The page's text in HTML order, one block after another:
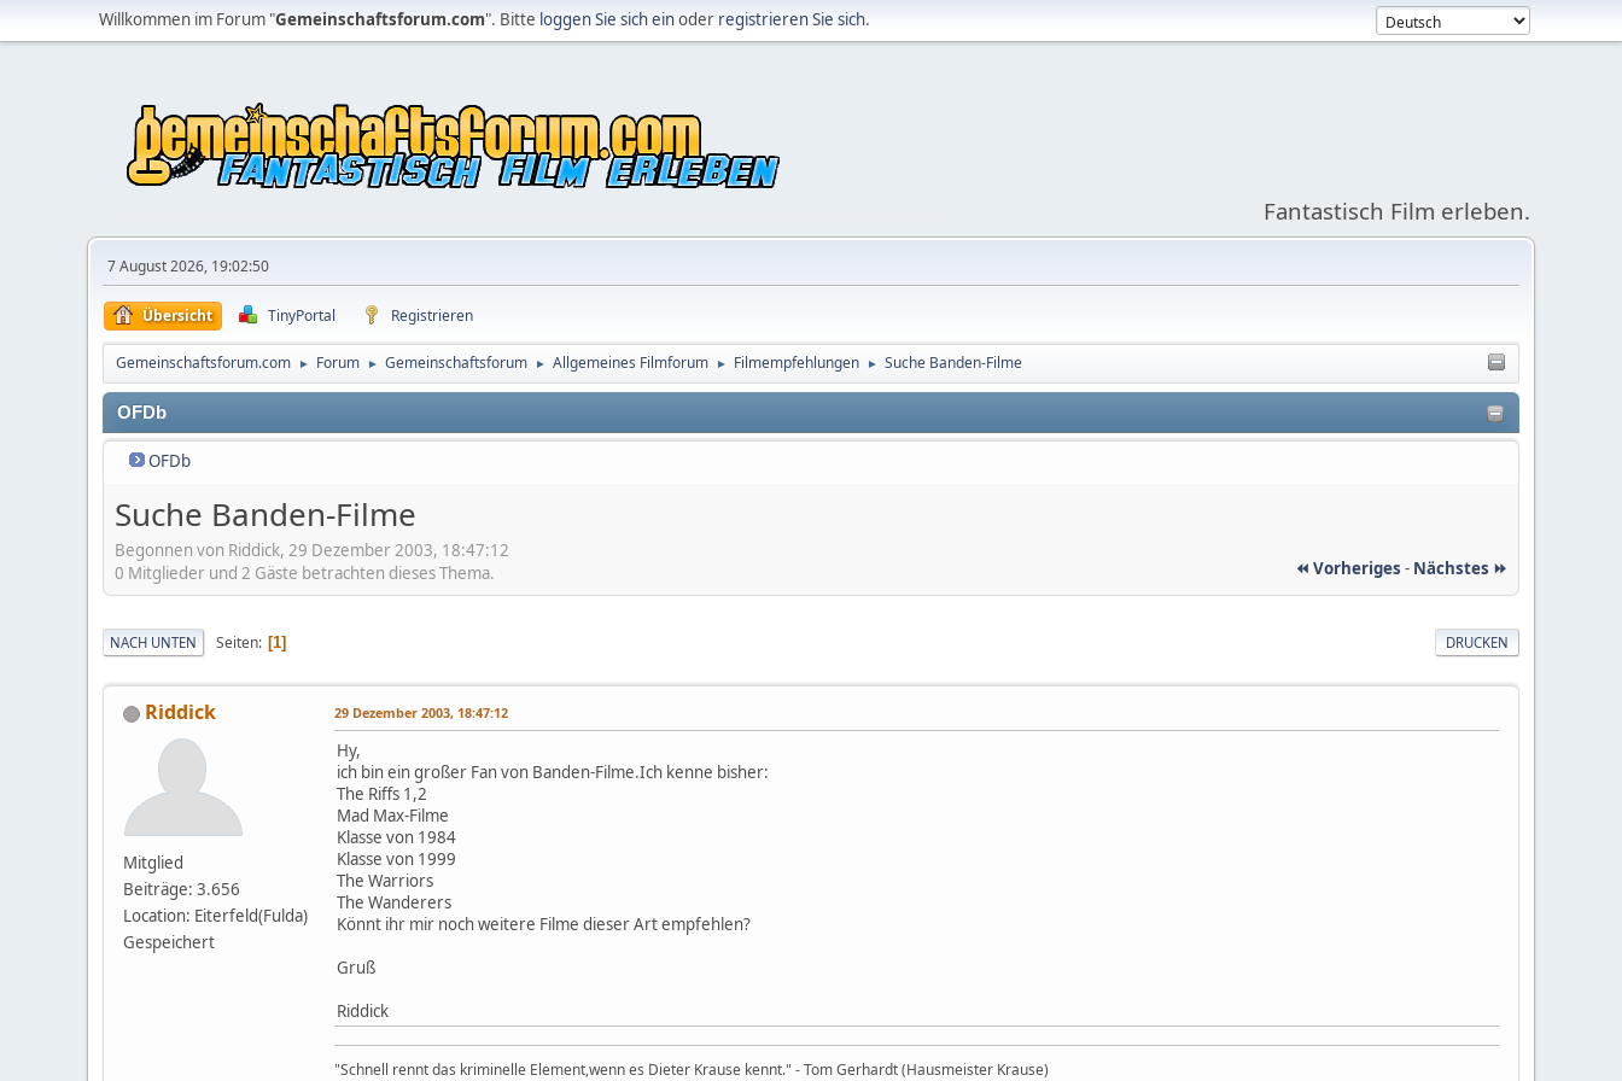
Willkommen im Forum "Gemeinschaftsforum.com". Bitte loggen Sie sich einoder registrieren Sie sich.
Fantastisch Film erleben.
7 August 2026, 19:02:50
Übersicht TinyPortal Registrieren
Gemeinschaftsforum.com ► Forum ► Gemeinschaftsforum ► Allgemeines Filmforum ► Filmempfehlungen ► Suche Banden-Filme
OFDb
OFDb
Suche Banden-Filme
Begonnen von Riddick, 29 Dezember 2003, 18:47:12
⏪ Vorheriges - Nächstes ⏩
0 Mitglieder und 2 Gäste betrachten dieses Thema.
DRUCKEN
NACH UNTEN Seiten 1
Riddick
Mitglied
Beiträge: 3.656
Location: Eiterfeld(Fulda)
Gespeichert
29 Dezember 2003, 18:47:12
Hy,
ich bin ein großer Fan von Banden-Filme.Ich kenne bisher:
The Riffs 1,2
Mad Max-Filme
Klasse von 1984
Klasse von 1999
The Warriors
The Wanderers
Könnt ihr mir noch weitere Filme dieser Art empfehlen?
Gruß
Riddick
"Schnell rennt das kriminelle Element,wenn es Dieter Krause kennt." - Tom Gerhardt (Hausmeister Krause)